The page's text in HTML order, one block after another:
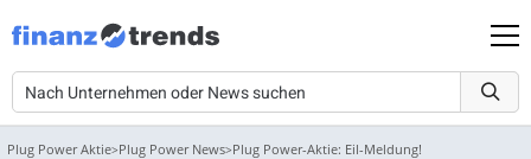
Plug Power Aktie Plug Power News Plug Power-Aktie: Eil-Meldung!